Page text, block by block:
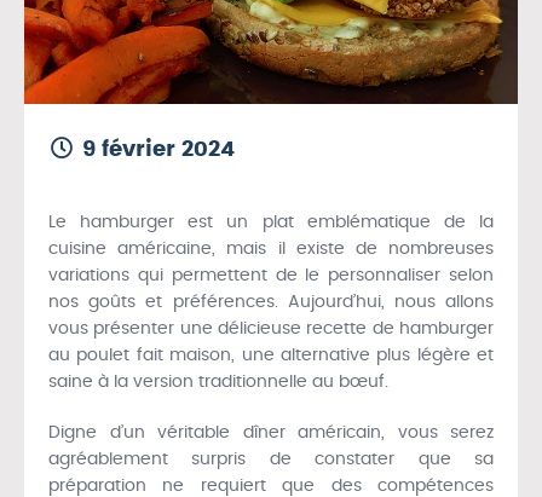
9 février 2024
Le hamburger est un plat emblématique de la
cuisine américaine, mais il existe de nombreuses
variations qui permettent de le personnaliser selon
nos goûts et préférences. Aujourd’hui, nous allons
vous présenter une délicieuse recette de hamburger
au poulet fait maison, une alternative plus légère et
saine à la version traditionnelle au bœuf.
Digne d’un véritable dîner américain, vous serez
agréablement surpris de constater que sa
préparation ne requiert que des compétences